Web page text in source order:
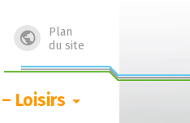

Plan
du site
Loisirs